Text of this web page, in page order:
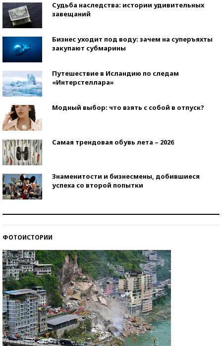
Судьба наследства: истории удивительных
завещаний
Бизнес уходит под воду: зачем на суперъяхты
закупают субмарины
Путешествие в Исландию по следам
«Интерстеллара»
Модный выбор: что взять с собой в отпуск?
Самая трендовая обувь лета – 2026
Знаменитости и бизнесмены, добившиеся
успеха со второй попытки
ФОТОИСТОРИИ